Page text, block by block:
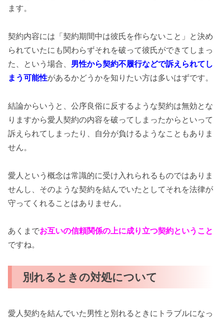
ます。
契約内容には「契約期間中は彼氏を作らないこと」と決め
られていたにも関わらずそれを破って彼氏ができてしまっ
た、という場合、 男性から契約不履行などで訴えられてし
まう可能性があるかどうかを知りたい方は多いはずです。
結論からいうと、公序良俗に反するような契約は無効とな
りますから愛人契約の内容を破ってしまったからといって
訴えられてしまったり、自分が負けるようなこともありま
せん。
愛人という概念は常識的に受け入れられるものではありま
せんし、そのような契約を結んでいたとしてそれを法律が
守ってくれることはありません。
あくまでお互いの信頼関係の上に成り立つ契約ということ
ですね。
別れるときの対処について
愛人契約を結んでいた男性と別れるときにトラブルになっ